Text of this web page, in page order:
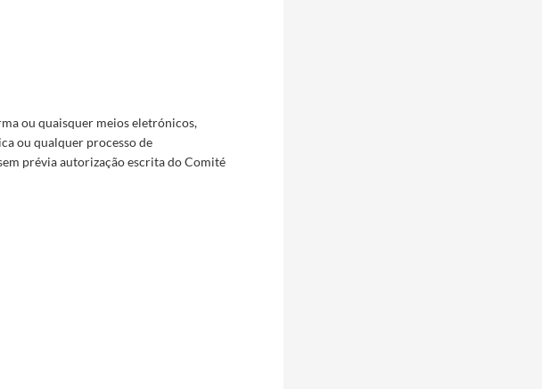
ou quaisquer meios eletrónicos,
ou qualquer processo de
prévia autorização escrita do Comité